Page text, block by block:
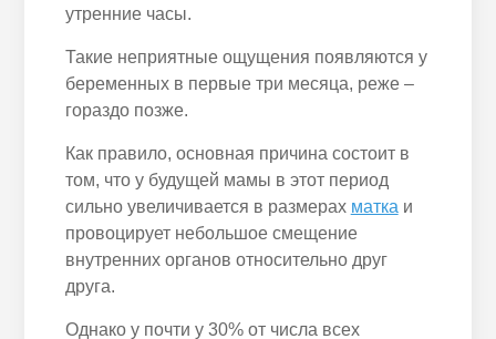
утренние часы.
Такие неприятные ощущения появляются у
беременных в первые три месяца, реже –
гораздо позже.
Как правило, основная причина состоит в
том, что у будущей мамы в этот период
сильно увеличивается в размерах матка и
провоцирует небольшое смещение
внутренних органов относительно друг
друга.
Однако у почти у 30% от числа всех